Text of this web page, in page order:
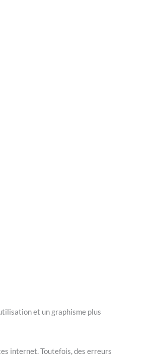
et un graphisme plus
internet. Toutefois, des erreurs